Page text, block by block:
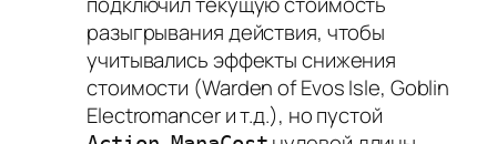
разыгрывания действия, чтобы
учитывались эффекты снижения
стоимости (Warden of Evos Isle, Goblin
Electromancer и т.д.), но пустой